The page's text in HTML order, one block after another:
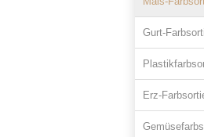
Gurt-
Erz-